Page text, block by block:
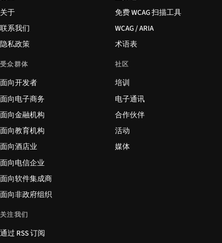
关于
联系我们
隐私政策
免费 WCAG 扫描工具
WCAG / ARIA
术语表
受众群体
面向开发者
面向电子商务
面向金融机构
面向教育机构
面向酒店业
面向电信企业
面向软件集成商
面向非政府组织
社区
培训
电子通讯
合作伙伴
活动
媒体
关注我们
通过 RSS 订阅